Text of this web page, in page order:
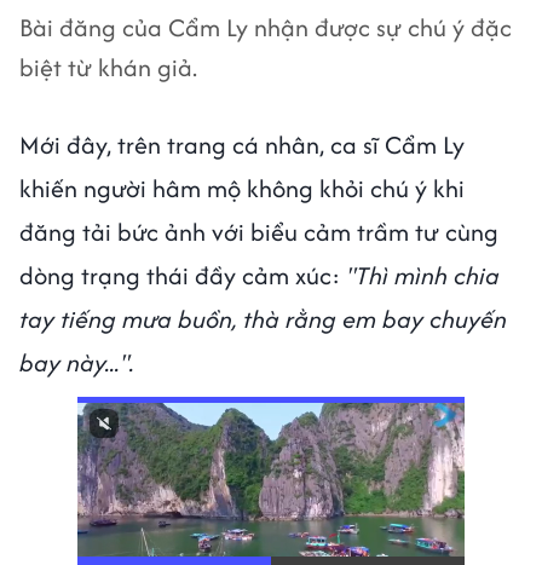
Bài đăng của Cẩm Ly nhận được sự chú ý đặc
biệt từ khán giả.
Mới đây, trên trang cá nhân, ca sĩ Cẩm Ly
khiến người hâm mộ không khỏi chú ý khi
đăng tải bức ảnh với biểu cảm trầm tư cùng
dòng trạng thái đầy cảm xúc: "Thì mình chia
tay tiếng mưa buồn, thà rằng em bay chuyến
bay này...".